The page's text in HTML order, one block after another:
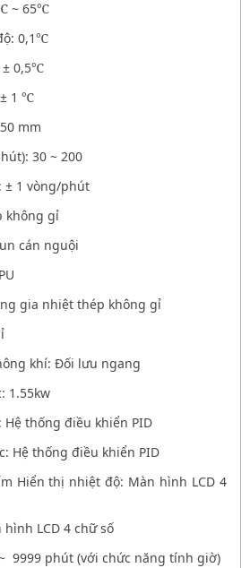
~ 65℃
0,1℃
0,5℃
1 ℃
mm
30 ~ 200
± 1 vòng/phút
không gỉ
cán nguội
gia nhiệt thép không gỉ
khí: Đối lưu ngang
1.55kw
thống điều khiển PID
Hệ thống điều khiển PID
Hiển thị nhiệt độ: Màn hình LCD 4
LCD 4 chữ số
9999 phút (với chức năng tính giờ)